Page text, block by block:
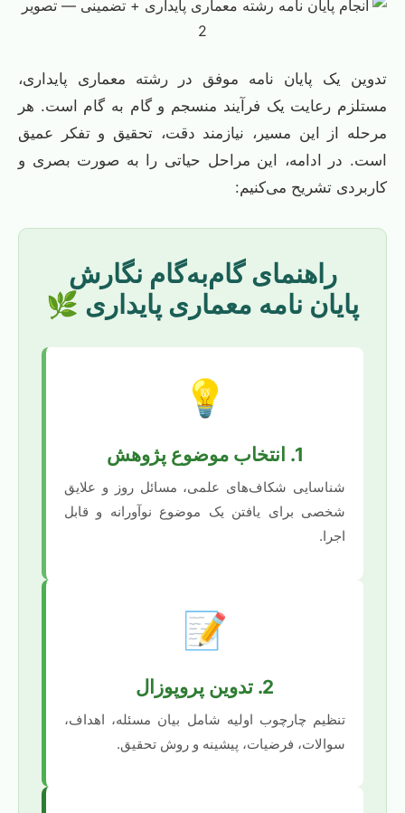
تدوین یک پایان نامه موفق در رشته معماری پایداری،
مستلزم رعایت یک فرآیند منسجم و گام به گام است. هر
مرحله از این مسیر، نیازمند دقت، تحقیق و تفکر عمیق
است. در ادامه، این مراحل حیاتی را به صورت بصری و
کاربردی تشریح می‌کنیم:
راهنمای گام‌به‌گام نگارش
پایان نامه معماری پایداری 🌿
💡
1. انتخاب موضوع پژوهش
شناسایی شکاف‌های علمی، مسائل روز و علایق
شخصی برای یافتن یک موضوع نوآورانه و قابل
اجرا.
📝
2. تدوین پروپوزال
تنظیم چارچوب اولیه شامل بیان مسئله، اهداف،
سوالات، فرضیات، پیشینه و روش تحقیق.